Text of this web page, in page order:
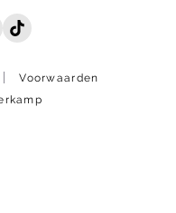
Voorwaarden